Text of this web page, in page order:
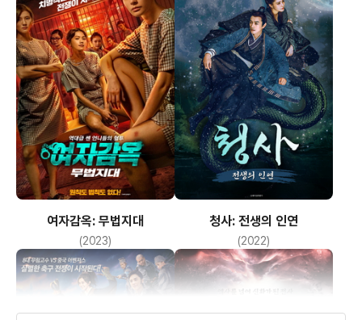
여자감옥: 무법지대
(2023)
청사: 전생의 인연
(2022)